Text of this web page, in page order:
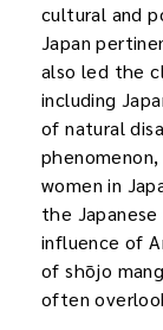
cultural and
Japan
also led the
including
of natural
women in
the
influence of
of shōjo
often